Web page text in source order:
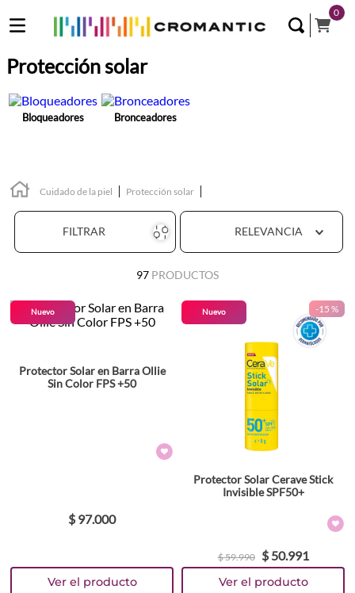
0
Protección solar
Bloqueadores Bronceadores
Cuidado de la piel Protección solar
FILTRAR RELEVANCIA
97 PRODUCTOS
Nuevo
Protector Solar en Barra Ollie
Sin Color FPS +50
$ 97.000
Nuevo -15 %
Protector Solar Cerave Stick
Invisible SPF50+
$59.990 $ 50.991